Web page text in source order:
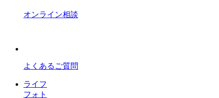
オンライン相談
よくあるご質問
ライフ
フォト